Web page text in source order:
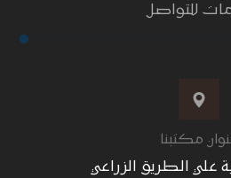
للتواصل
مكتبنا
علي الطريق الزراعي